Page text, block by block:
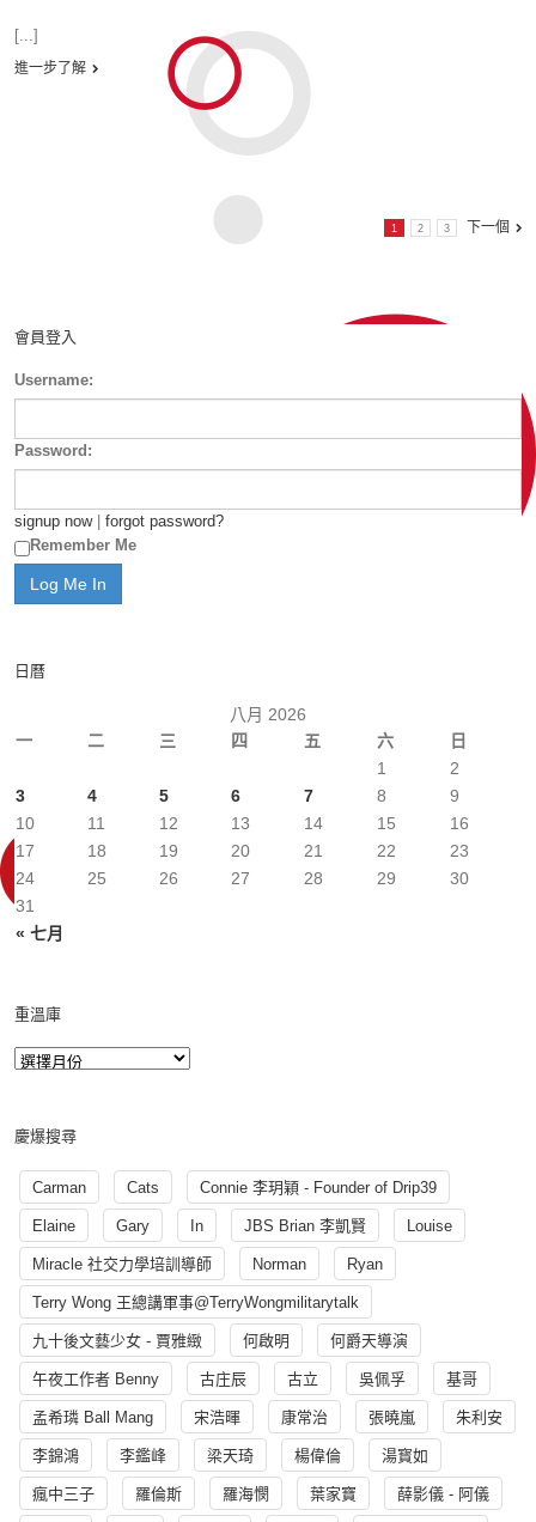
[...]
進一步了解
1 2 3 下一個
會員登入
Username:
Password:
signup now| forgot password?
Remember Me
日曆
八月 2026
一
二 三 四 五 六 日
« 七月
1
2
3
4 5 6 7 8
9
10
11 12 13 14 15
16
17
18 19 20 21 22
23
24
25 26 27 28 29
30
31
重溫庫
慶爆搜尋
Carman Cats Connie 李玥穎 - Founder of Drip39
Elaine Gary In JBS Brian 李凱賢 Louise
Miracle 社交力學培訓導師 Norman Ryan
Terry Wong 王總講軍事@TerryWongmilitarytalk
九十後文藝少女 - 賈雅緻 何啟明 何爵天導演
午夜工作者 Benny 古庄辰 古立 吳佩孚 基哥
孟希璘 Ball Mang 宋浩暉 康常治 張曉嵐 朱利安
李錦鴻 李鑑峰 梁天琦 楊偉倫 湯寳如
瘋中三子 羅倫斯 羅海憫 葉家寶 薛影儀 - 阿儀